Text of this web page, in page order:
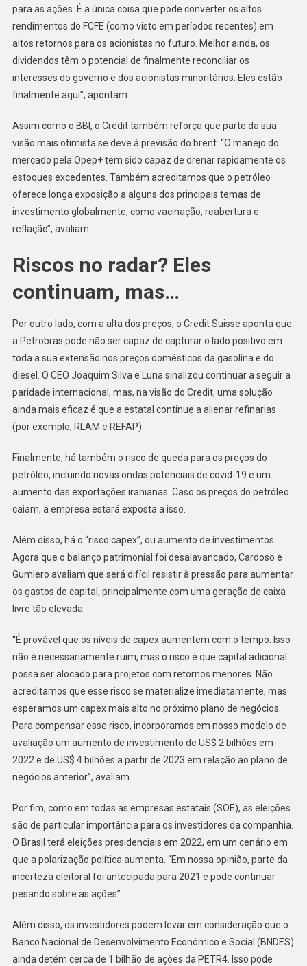
para as ações. É a única coisa que pode converter os altos
rendimentos do FCFE (como visto em períodos recentes) em
altos retornos para os acionistas no futuro. Melhor ainda, os
dividendos têm o potencial de finalmente reconciliar os
interesses do governo e dos acionistas minoritários. Eles estão
finalmente aqui”, apontam.
Assim como o BBI, o Credit também reforça que parte da sua
visão mais otimista se deve à previsão do brent. “O manejo do
mercado pela Opep+ tem sido capaz de drenar rapidamente os
estoques excedentes. Também acreditamos que o petróleo
oferece longa exposição a alguns dos principais temas de
investimento globalmente, como vacinação, reabertura e
reflação”, avaliam.
Riscos no radar? Eles
continuam, mas…
Por outro lado, com a alta dos preços, o Credit Suisse aponta que
a Petrobras pode não ser capaz de capturar o lado positivo em
toda a sua extensão nos preços domésticos da gasolina e do
diesel. O CEO Joaquim Silva e Luna sinalizou continuar a seguir a
paridade internacional, mas, na visão do Credit, uma solução
ainda mais eficaz é que a estatal continue a alienar refinarias
(por exemplo, RLAM e REFAP).
Finalmente, há também o risco de queda para os preços do
petróleo, incluindo novas ondas potenciais de covid-19 e um
aumento das exportações iranianas. Caso os preços do petróleo
caiam, a empresa estará exposta a isso.
Além disso, há o “risco capex”, ou aumento de investimentos.
Agora que o balanço patrimonial foi desalavancado, Cardoso e
Gumiero avaliam que será difícil resistir à pressão para aumentar
os gastos de capital, principalmente com uma geração de caixa
livre tão elevada.
“É provável que os níveis de capex aumentem com o tempo. Isso
não é necessariamente ruim, mas o risco é que capital adicional
possa ser alocado para projetos com retornos menores. Não
acreditamos que esse risco se materialize imediatamente, mas
esperamos um capex mais alto no próximo plano de negócios.
Para compensar esse risco, incorporamos em nosso modelo de
avaliação um aumento de investimento de US$ 2 bilhões em
2022 e de US$ 4 bilhões a partir de 2023 em relação ao plano de
negócios anterior”, avaliam.
Por fim, como em todas as empresas estatais (SOE), as eleições
são de particular importância para os investidores da companhia.
O Brasil terá eleições presidenciais em 2022, em um cenário em
que a polarização política aumenta. “Em nossa opinião, parte da
incerteza eleitoral foi antecipada para 2021 e pode continuar
pesando sobre as ações”.
Além disso, os investidores podem levar em consideração que o
Banco Nacional de Desenvolvimento Econômico e Social (BNDES)
ainda detém cerca de 1 bilhão de ações da PETR4. Isso pode